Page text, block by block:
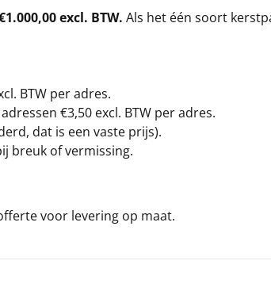
excl. BTW. Als het één soort
BTW per adres.
€3,50 excl. BTW per adres.
dat is een vaste prijs).
breuk of vermissing.
voor levering op maat.